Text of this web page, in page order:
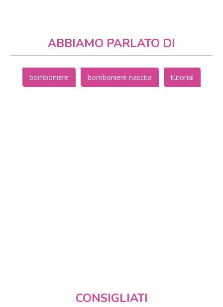
ABBIAMO PARLATO DI
bomboniere bomboniere nascita tutorial
CONSIGLIATI